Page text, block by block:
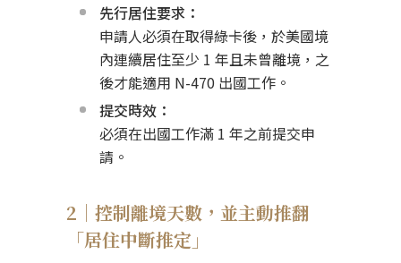
先行居住要求：
申請人必須在取得綠卡後，於美國境
內連續居住至少 1 年且未曾離境，之
後才能適用 N-470 出國工作。
提交時效：
必須在出國工作滿 1 年之前提交申
請。
2｜控制離境天數，並主動推翻
「居住中斷推定」